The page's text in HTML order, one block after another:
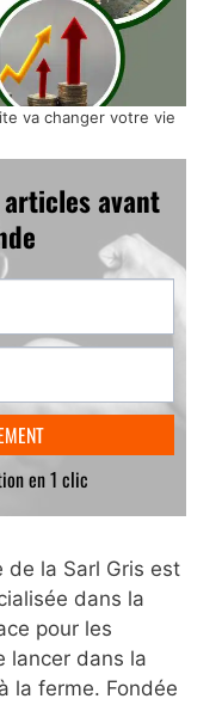
va changer votre vie
de la Sarl Gris est
dans la
pour les
lancer dans la
la ferme. Fondée